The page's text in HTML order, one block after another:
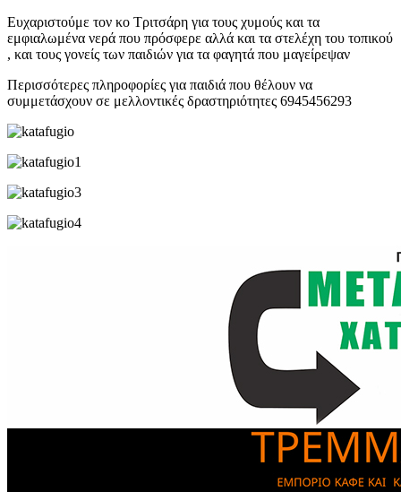
Ευχαριστούμε τον κο Τριτσάρη για τους χυμούς και τα
εμφιαλωμένα νερά που πρόσφερε αλλά και τα στελέχη του τοπικού
, και τους γονείς των παιδιών για τα φαγητά που μαγείρεψαν
Περισσότερες πληροφορίες για παιδιά που θέλουν να
συμμετάσχουν σε μελλοντικές δραστηριότητες 6945456293